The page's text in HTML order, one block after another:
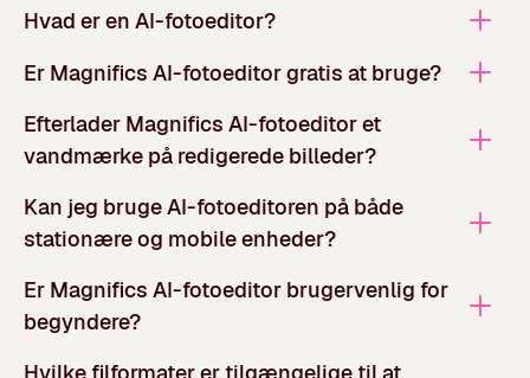
Hvad er en AI-fotoeditor?
Er Magnifics AI-fotoeditor gratis at bruge?
Efterlader Magnifics AI-fotoeditor et
vandmærke på redigerede billeder?
Kan jeg bruge AI-fotoeditoren på både
stationære og mobile enheder?
Er Magnifics AI-fotoeditor brugervenlig for
begyndere?